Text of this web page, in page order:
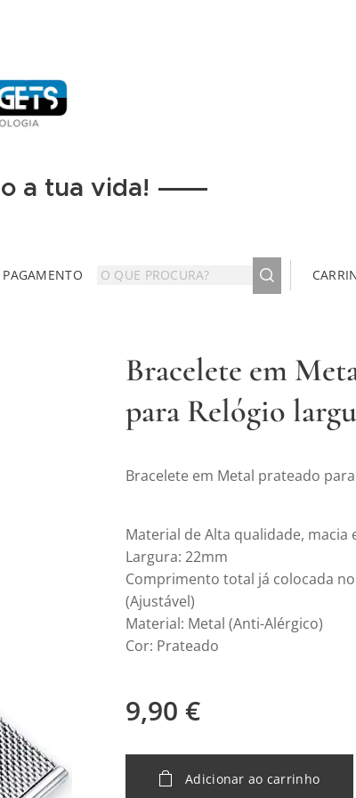
a tua vida!
PAGAMENTO
Bracelete em
para Relógio
Bracelete em Metal prateado
Material de Alta qualidade, macia
Largura: 22mm
Comprimento total já colocada
(Ajustável)
Material: Metal (Anti-Alérgico)
Cor: Prateado
9,90 €
Adicionar ao carrinho